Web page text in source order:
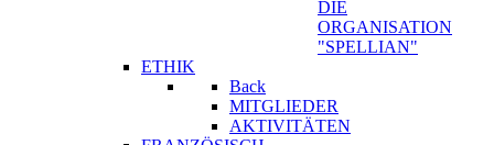
DIE
ORGANISATION
"SPELLIAN"
ETHIK
Back
MITGLIEDER
AKTIVITÄTEN